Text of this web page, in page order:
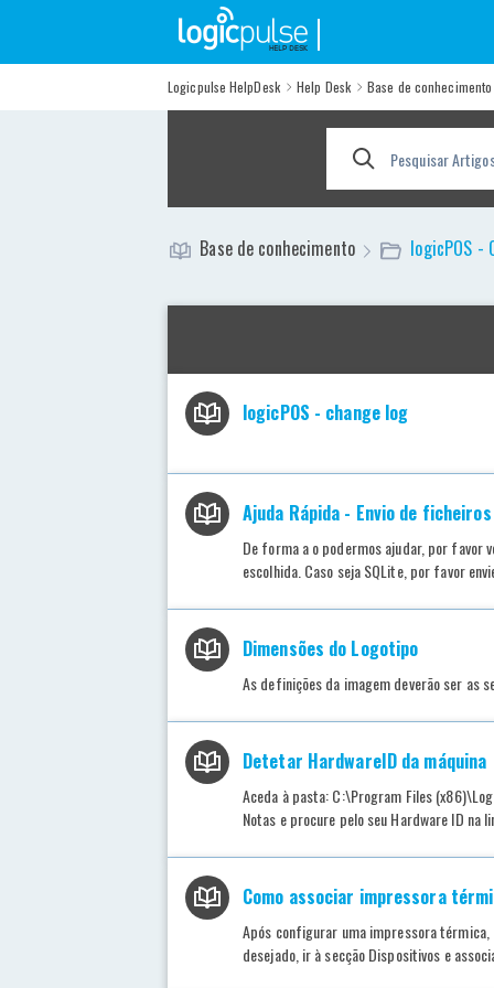
Help Desk
Logicpulse HelpDesk Help Desk Base de conhecimento
Base de conhecimento logicPOS -
logicPOS - change log
Ajuda Rápida - Envio de ficheiros
De forma a o podermos ajudar, por favor
escolhida. Caso seja SQLite, por favor
Dimensões do Logotipo
As definições da imagem deverão ser as
Detetar HardwareID da máquina
Aceda à pasta: C:\Program Files
Notas e procure pelo seu Hardware ID na
Como associar impressora
Após configurar uma impressora
desejado, ir à secção Dispositivos e